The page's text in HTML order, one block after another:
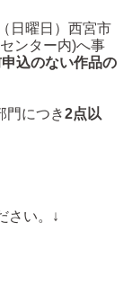
日曜日）西宮市
ンター内)へ事
込のない作品の
につき2点以
さい。↓